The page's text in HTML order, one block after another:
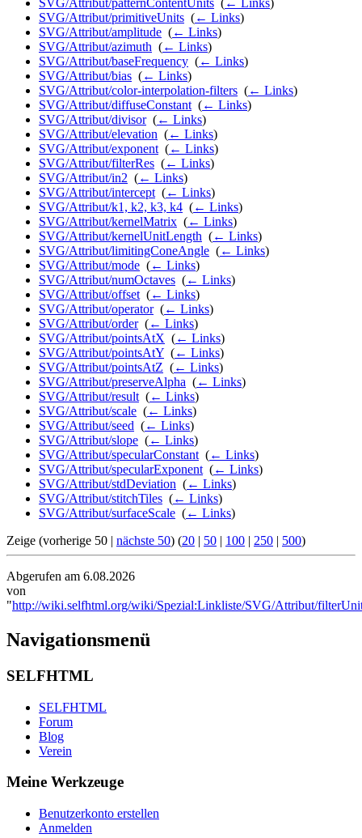
SVG/Attribut/patternContentUnits (← Links)
SVG/Attribut/primitiveUnits (← Links)
SVG/Attribut/amplitude (← Links)
SVG/Attribut/azimuth (← Links)
SVG/Attribut/baseFrequency (← Links)
SVG/Attribut/bias (← Links)
SVG/Attribut/color-interpolation-filters (← Links)
SVG/Attribut/diffuseConstant (← Links)
SVG/Attribut/divisor‎ (← Links)
SVG/Attribut/elevation (← Links)
SVG/Attribut/exponent (← Links)
SVG/Attribut/filterRes (← Links)
SVG/Attribut/in2 (← Links)
SVG/Attribut/intercept (← Links)
SVG/Attribut/k1, k2, k3, k4 (← Links)
SVG/Attribut/kernelMatrix (← Links)
SVG/Attribut/kernelUnitLength (← Links)
SVG/Attribut/limitingConeAngle (← Links)
SVG/Attribut/mode (← Links)
SVG/Attribut/numOctaves (← Links)
SVG/Attribut/offset (← Links)
SVG/Attribut/operator‎ (← Links)
SVG/Attribut/order‎ (← Links)
SVG/Attribut/pointsAtX (← Links)
SVG/Attribut/pointsAtY (← Links)
SVG/Attribut/pointsAtZ (← Links)
SVG/Attribut/preserveAlpha (← Links)
SVG/Attribut/result (← Links)
SVG/Attribut/scale (← Links)
SVG/Attribut/seed (← Links)
SVG/Attribut/slope (← Links)
SVG/Attribut/specularConstant (← Links)
SVG/Attribut/specularExponent (← Links)
SVG/Attribut/stdDeviation (← Links)
SVG/Attribut/stitchTiles (← Links)
SVG/Attribut/surfaceScale (← Links)
Zeige (vorherige 50 | nächste 50) (20 | 50 | 100 | 250 | 500)
Abgerufen am 6.08.2026
von
"http://wiki.selfhtml.org/wiki/Spezial:Linkliste/SVG/Attribut/
Navigationsmenü
SELFHTML
SELFHTML
Forum
Blog
Verein
Meine Werkzeuge
Benutzerkonto erstellen
Anmelden